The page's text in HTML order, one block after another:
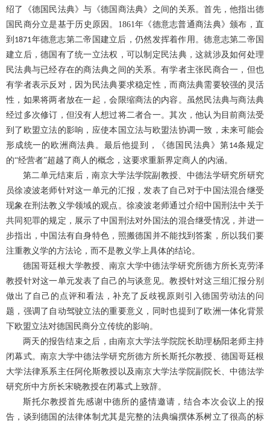
绍了《德国民法典》与《德国商法典》之间的关系。首先，他指出德
国民商分立是基于历史原因。 1861年《德意志普通商法典》颁布，直
到 1871年德意志第二帝国建立后，仍然发挥着作用。德意志第二帝国
建立后，德国有了统一立法权，可以制定民法典，这就涉及如何处理
民法典与已经存在的商法典之间的关系。有学者主张民商合一，但也
有学者表示反对，因为民法典要求稳定性，而商法典需要较强的灵活
性，如果将两者放在一起，会限缩商法的内容。虽然民法典与商法典
经过多次修订，但没有人想过将二者合一。其次，他认为目前商法受
到了欧盟立法的影响，应使本国立法与欧盟法协调一致，未来可能会
形成统一的欧洲商法典。最后他提到，《德国民法典》第14条规定
的“经营者”超越了商人的概念，这要求重新界定商人的内涵。
第二单元结束后，南京大学法学院副教授、中德法学研究所研究
员徐凌波老师针对这一单元的汇报，发表了自己对于中国法混合继受
现象在刑法教义学领域的观点。徐凌波老师通过介绍中国刑法中关于
共同犯罪的规定，展示了中国刑法对外国法的混合继受情况，并进一
步指出，中国法有自身特色，照搬德国并不能找到答案，所以我们要
注重教义学的方法论，而不是教义学上具体的结论。
德国哥廷根大学教授、南京大学中德法学研究所德方所长克劳泽
教授针对这一单元发表了自己的与谈意见。教授针对这三组汇报分别
做出了自己的点评和看法，补充了反歧视原则引入德国劳动法的问
题，强调了自动驾驶立法的重要意义，同时也提到了欧洲一体化背景
下欧盟立法对德国民商分立传统的影响。
两天的报告结束之后，由南京大学法学院院长助理杨阳老师主持
闭幕式。南京大学中德法学研究所德方所长斯托尔教授、德国哥廷根
大学法律系系主任阿伦斯教授以及南京大学法学院副院长、中德法学
研究所中方所长宋晓教授在闭幕式上致辞。
斯托尔教授首先感谢中德所的盛情邀请，结合本次会议上的报
告，谈到德国的法律体制尤其是完整的法典编撰体系树立了很高的标